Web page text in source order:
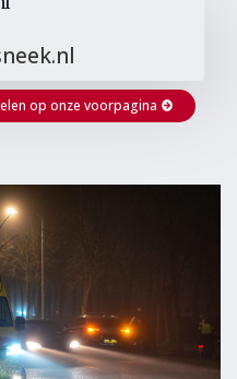
op onze voorpagina